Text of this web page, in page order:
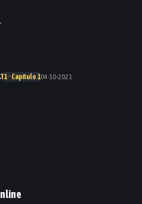
T1 · Capítulo 104-10-2021